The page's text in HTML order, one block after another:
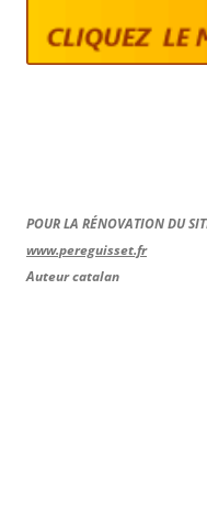
POUR LA RÉNOVATION DU
www.pereguisset.fr
Auteur catalan